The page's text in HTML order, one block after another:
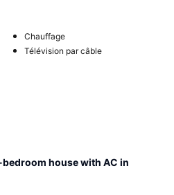
Chauffage
Télévision par câble
house with AC in